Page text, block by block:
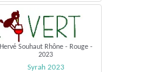
Hervé Souhaut Rhône - Rouge -
2023
Syrah 2023